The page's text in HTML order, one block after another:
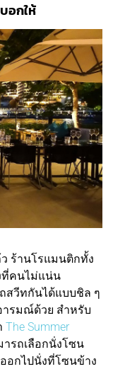
อกให้
ร้านโรแมนติกทั้ง
ที่คนไม่แน่น
สวีทกันได้แบบชิล ๆ
ารมณ์ด้วย สำหรับ
The Summer
รถเลือกนั่งโซน
อกไปนั่งที่โซนข้าง